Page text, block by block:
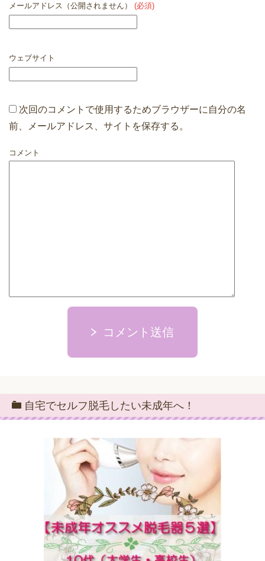
メールアドレス（公開されません） (必須)
ウェブサイト
次回のコメントで使用するためブラウザーに自分の名
前、メールアドレス、サイトを保存する。
コメント
コメント送信
自宅でセルフ脱毛したい未成年へ！